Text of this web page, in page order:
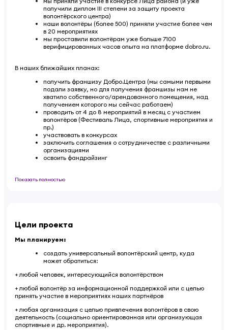
получили диплом III степени за защиту проекта
волонтёрского центра)
наши волонтёры (более 500) приняли участие более чем
в 20 мероприятиях
мы проставили волонтёрам уже больше 7100
верифицированных часов опыта на платформе dobro.ru.
В наших ближайших планах:
получить франшизу Добро.Центра (мы самыми первыми
подали заявку, но для получения франшизы нам не
хватило собственного/арендованного помещения, над
получением которого мы сейчас работаем)
проводить от 4 до 8 мероприятий в месяц с участием
волонтёров (Фестиваль Лица, спортивные мероприятия и
пр.)
участвовать в конкурсах
заключить соглашения о сотрудничестве с различными
организациями
освоить фандрайзинг
Показать полностью
Цели проекта
Мы планируем:
создать универсальный волонтёрский центр, куда
может обратиться:
+ любой человек, интересующийся волонтёрством
+ любой волонтёр за информационной поддержкой или с целью
принять участие в мероприятиях наших партнёров
+ любая организация с целью привлечения волонтёров в свою
деятельность (социально ориентированная или организующая
спортивные и др. мероприятия).